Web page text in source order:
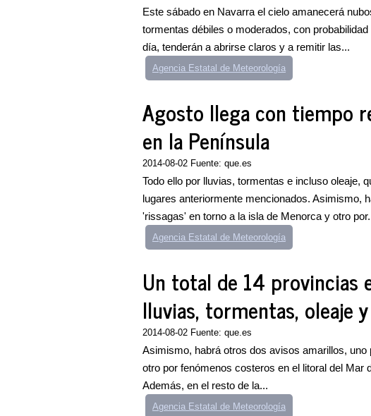
Este sábado en Navarra el cielo amanecerá
tormentas débiles o moderados, con
día, tenderán a abrirse claros y a remitir las...
Agencia Estatal de Meteorología
Agosto llega con tiempo
en la Península
2014-08-02 Fuente: que.es
Todo ello por lluvias, tormentas e incluso oleaje,
lugares anteriormente mencionados. Asimismo,
'rissagas' en torno a la isla de Menorca y otro
Agencia Estatal de Meteorología
Un total de 14 provincias
lluvias, tormentas, oleaje
2014-08-02 Fuente: que.es
Asimismo, habrá otros dos avisos amarillos,
otro por fenómenos costeros en el litoral del Mar
Además, en el resto de la...
Agencia Estatal de Meteorología